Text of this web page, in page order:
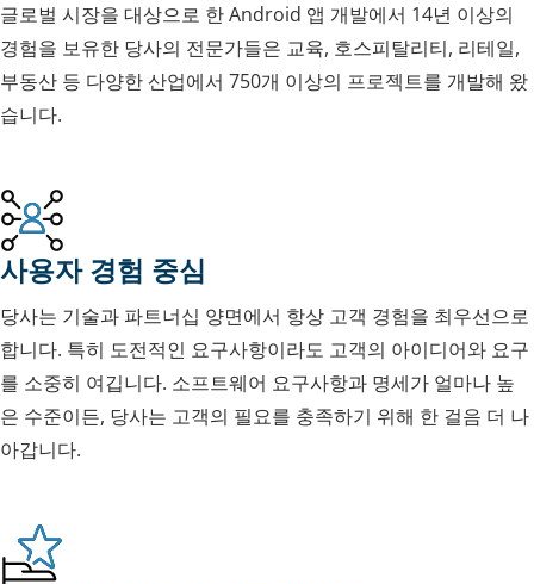
글로벌 시장을 대상으로 한 Android 앱 개발에서 14년 이상의
경험을 보유한 당사의 전문가들은 교육, 호스피탈리티, 리테일,
부동산 등 다양한 산업에서 750개 이상의 프로젝트를 개발해 왔
습니다.
사용자 경험 중심
당사는 기술과 파트너십 양면에서 항상 고객 경험을 최우선으로
합니다. 특히 도전적인 요구사항이라도 고객의 아이디어와 요구
를 소중히 여깁니다. 소프트웨어 요구사항과 명세가 얼마나 높
은 수준이든, 당사는 고객의 필요를 충족하기 위해 한 걸음 더 나
아갑니다.